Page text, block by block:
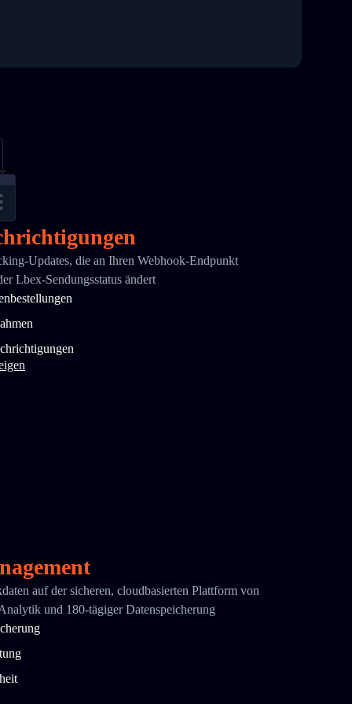
Updates, die an Ihren Webhook-Endpunkt
Lbex-Sendungsstatus ändert
auf der sicheren, cloudbasierten Plattform von
und 180-tägiger Datenspeicherung